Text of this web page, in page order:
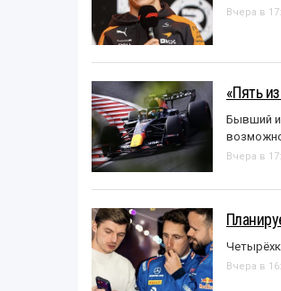
Вчера в
«Пять
Бывший
Вчера в
Вчера в